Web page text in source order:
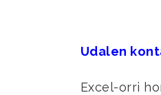
Udalen
Excel-orri